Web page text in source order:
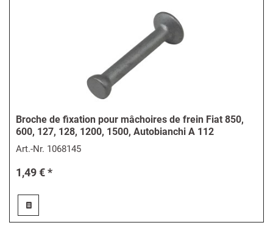
Broche de fixation pour mâchoires de frein Fiat 850,
600, 127, 128, 1200, 1500, Autobianchi A 112
Art.-Nr. 1068145
1,49 € *